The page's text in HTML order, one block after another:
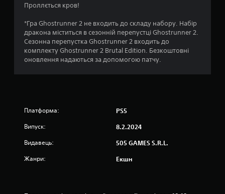
к
н
а
о
Проллється кров!
*Гра Ghostrunner 2 не входить до складу набору. Набір
дракона міститься в сезонній перепустці Ghostrunner 2.
Сезонна перепустка Ghostrunner 2 входить до
комплекту Ghostrunner 2 Brutal Edition. Безкоштовні
оновлення надаються за допомогою патчу.
Платформа: PS5
Випуск: 8.2.2024
Видавець: 505 GAMES S.R.L.
Жанри: Екшн